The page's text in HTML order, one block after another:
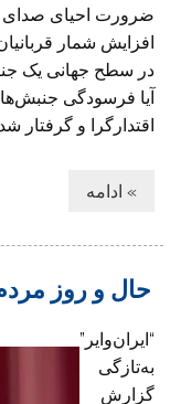
ضرورت احیای
افزایش شمار
در سطح جهانی یک
آیا فرسودگی
اقتدارگرا و
» ادامه
حال و روز
“ایران‌وایر”
به‌تازگی
گزارش